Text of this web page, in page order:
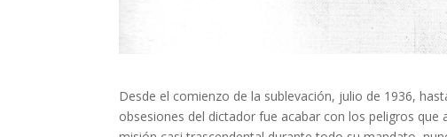
Desde el comienzo de la sublevación, julio de 1936,
obsesiones del dictador fue acabar con los peligros que